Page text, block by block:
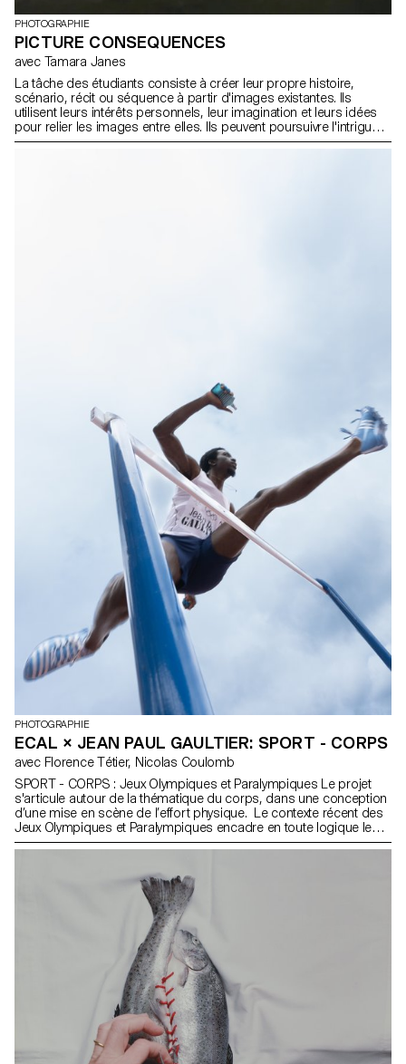
PHOTOGRAPHIE
PICTURE CONSEQUENCES
avec Tamara Janes
La tâche des étudiants consiste à créer leur propre histoire,
scénario, récit ou séquence à partir d'images existantes. Ils
utilisent leurs intérêts personnels, leur imagination et leurs idées
pour relier les images entre elles. Ils peuvent poursuivre l'intrigue
des images, faire des recherches approfondies, écrire des
PHOTOGRAPHIE
ECAL × JEAN PAUL GAULTIER: SPORT - CORPS
avec Florence Tétier, Nicolas Coulomb
SPORT - CORPS : Jeux Olympiques et Paralympiques Le projet
s'articule autour de la thématique du corps, dans une conception
d’une mise en scène de l’effort physique. Le contexte récent des
Jeux Olympiques et Paralympiques encadre en toute logique le
choix de la thématique du sport, un moyen esthétique de valoriser
discipline peut être classique, hors jeux ou même imaginaire. Les
étudiants ont travaillé autour d'une certaine vision de l’effort
physique, du mouvement, de la contrainte, d’une forme de
discipline, ou encore de joie.